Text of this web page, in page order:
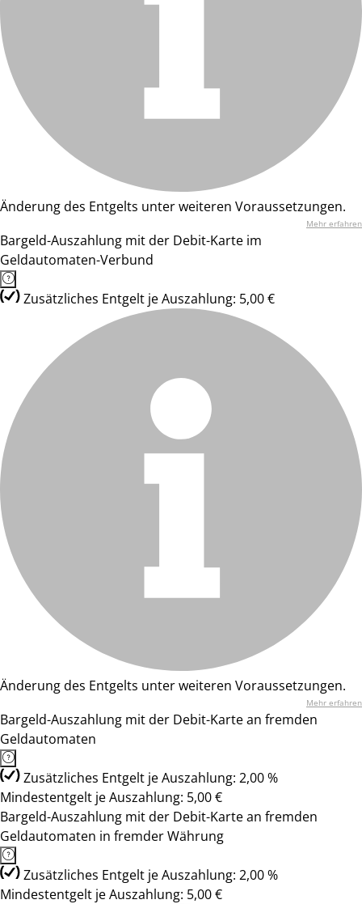
Änderung des Entgelts unter weiteren Voraussetzungen.
Mehr erfahren
Bargeld-Auszahlung mit der Debit-Karte im
Geldautomaten-Verbund
Zusätzliches Entgelt je Auszahlung: 5,00 €
Änderung des Entgelts unter weiteren Voraussetzungen.
Mehr erfahren
Bargeld-Auszahlung mit der Debit-Karte an fremden
Geldautomaten
Zusätzliches Entgelt je Auszahlung: 2,00 %
Mindestentgelt je Auszahlung: 5,00 €
Bargeld-Auszahlung mit der Debit-Karte an fremden
Geldautomaten in fremder Währung
Zusätzliches Entgelt je Auszahlung: 2,00 %
Mindestentgelt je Auszahlung: 5,00 €